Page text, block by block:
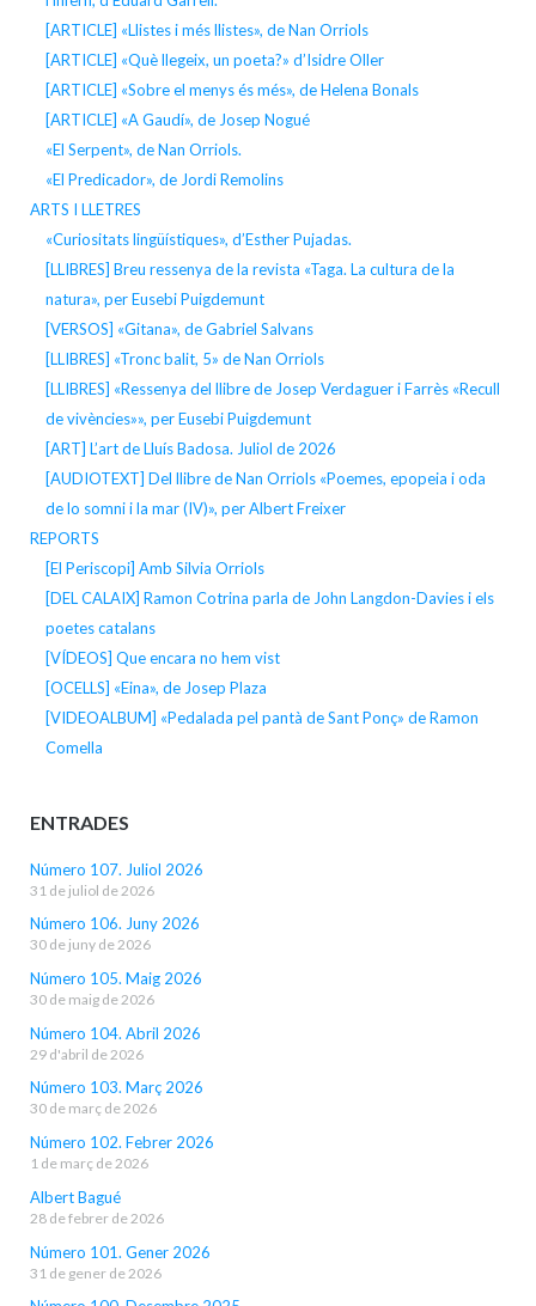
[ARTICLE] «Llistes i més llistes», de Nan Orriols
[ARTICLE] «Què llegeix, un poeta?» d’Isidre Oller
[ARTICLE] «Sobre el menys és més», de Helena Bonals
[ARTICLE] «A Gaudí», de Josep Nogué
«El Serpent», de Nan Orriols.
«El Predicador», de Jordi Remolins
ARTS I LLETRES
«Curiositats lingüístiques», d’Esther Pujadas.
[LLIBRES] Breu ressenya de la revista «Taga. La cultura de la
natura», per Eusebi Puigdemunt
[VERSOS] «Gitana», de Gabriel Salvans
[LLIBRES] «Tronc balit, 5» de Nan Orriols
[LLIBRES] «Ressenya del llibre de Josep Verdaguer i Farrès «Recull
de vivències»», per Eusebi Puigdemunt
[ART] L’art de Lluís Badosa. Juliol de 2026
[AUDIOTEXT] Del llibre de Nan Orriols «Poemes, epopeia i oda
de lo somni i la mar (IV)», per Albert Freixer
REPORTS
[El Periscopi] Amb Silvia Orriols
[DEL CALAIX] Ramon Cotrina parla de John Langdon-Davies i els
poetes catalans
[VÍDEOS] Que encara no hem vist
[OCELLS] «Eina», de Josep Plaza
[VIDEOALBUM] «Pedalada pel pantà de Sant Ponç» de Ramon
Comella
ENTRADES
Número 107. Juliol 2026
31 de juliol de 2026
Número 106. Juny 2026
30 de juny de 2026
Número 105. Maig 2026
30 de maig de 2026
Número 104. Abril 2026
29 d'abril de 2026
Número 103. Març 2026
30 de març de 2026
Número 102. Febrer 2026
1 de març de 2026
Albert Bagué
28 de febrer de 2026
Número 101. Gener 2026
31 de gener de 2026